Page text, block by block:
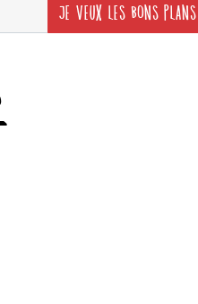
JE VEUX LES BONS PLANS